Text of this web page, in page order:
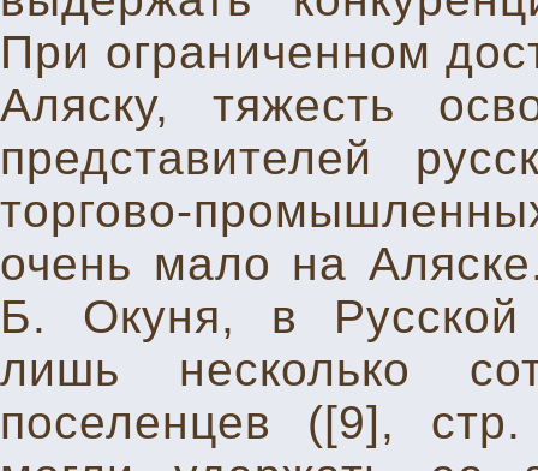
При ограниченном
Аляску, тяжесть
представителей
торгово-
очень мало на
Б. Окуня, в Русской
лишь несколько
поселенцев ([9],